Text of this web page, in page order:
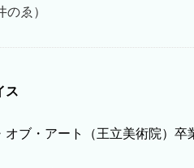
ゑ）
ス
オブ・アート（王立美術院）